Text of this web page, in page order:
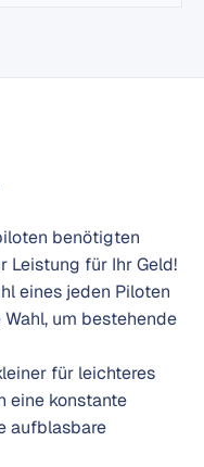
benötigten
Leistung für Ihr Geld!
eines jeden Piloten
um bestehende
für leichteres
eine konstante
aufblasbare